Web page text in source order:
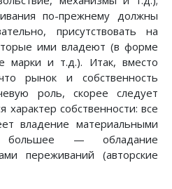
по-прежнему должны
присутствовать на
ими владеют (в форме
марки и т.д.). Итак, вместо
рынок и собственность
роль, скорее следует
характер собственности: все
владение материальными
— обладание
переживаний (авторские